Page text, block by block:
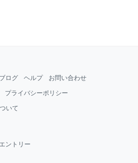
ログ ヘルプ お問い合わせ
プライバシーポリシー
いて
ントリー